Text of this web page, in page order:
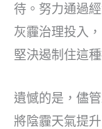
待。努力通過
灰霾治理投入
堅決遏制住這
遺憾的是，儘
將陰霾天氣提